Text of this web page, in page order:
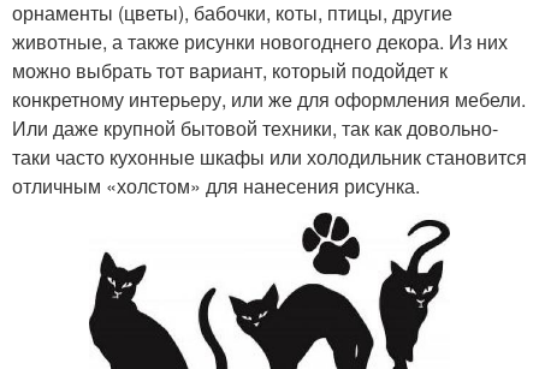
орнаменты (цветы), бабочки, коты, птицы, другие
животные, а также рисунки новогоднего декора. Из них
можно выбрать тот вариант, который подойдет к
конкретному интерьеру, или же для оформления мебели.
Или даже крупной бытовой техники, так как довольно-
таки часто кухонные шкафы или холодильник становится
отличным «холстом» для нанесения рисунка.